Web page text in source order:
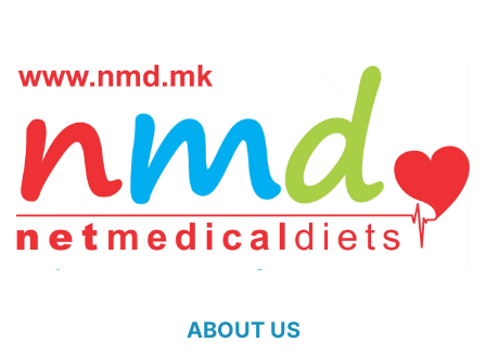
ABOUT US